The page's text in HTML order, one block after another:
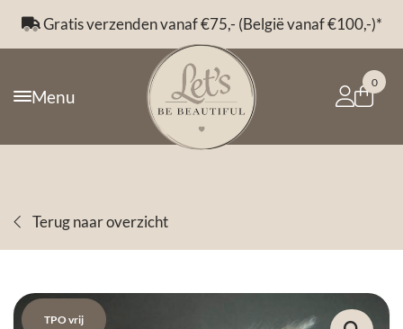
Gratis verzenden vanaf €75,- (België vanaf €100,-)*
Menu
0
Terug naar overzicht
TPO vrij